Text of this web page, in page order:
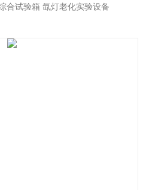
合试验箱 氙灯老化实验设备